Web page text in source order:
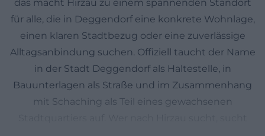
das macht Hirzau zu einem spannenden Standort
für alle, die in Deggendorf eine konkrete Wohnlage,
einen klaren Stadtbezug oder eine zuverlässige
Alltagsanbindung suchen. Offiziell taucht der Name
in der Stadt Deggendorf als Haltestelle, in
Bauunterlagen als Straße und im Zusammenhang
mit Schaching als Teil eines gewachsenen